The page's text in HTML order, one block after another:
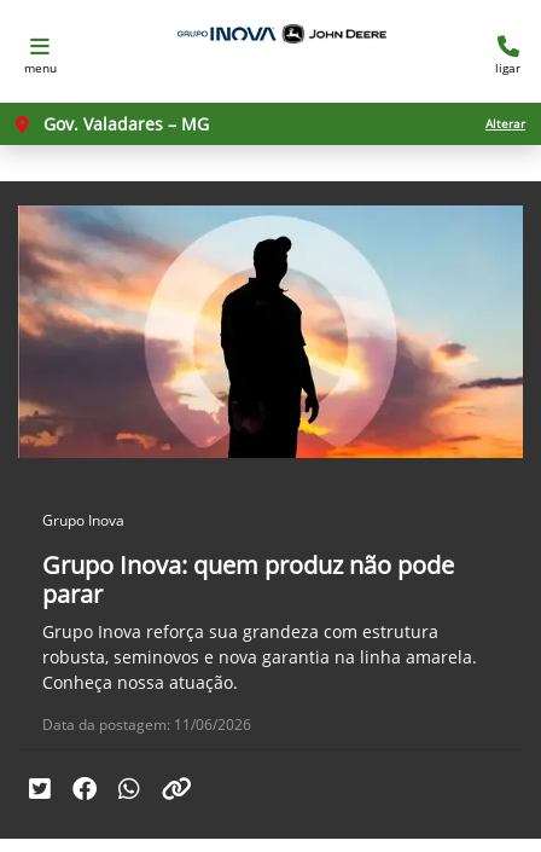
menu ligar
Gov. Valadares – MG Alterar
Grupo Inova
Grupo Inova: quem produz não pode
parar
Grupo Inova reforça sua grandeza com estrutura
robusta, seminovos e nova garantia na linha amarela.
Conheça nossa atuação.
Data da postagem: 11/06/2026